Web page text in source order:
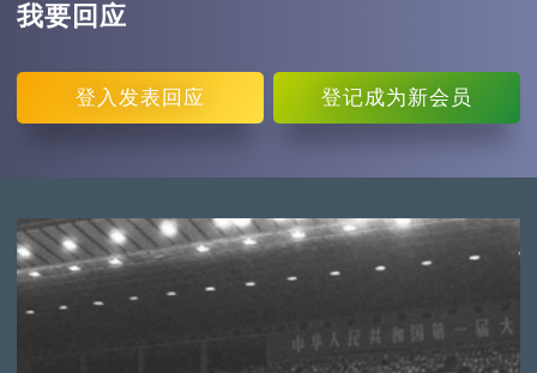
我要回应
登入 发表回应 登记成为新会员